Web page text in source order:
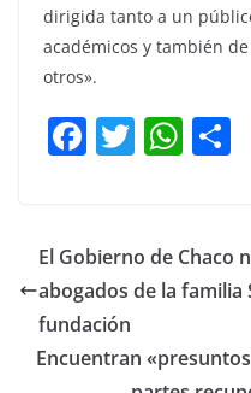
dirigida tanto a un
académicos y también
otros».
F
e
b
o
o
T
er
W
s
A
p
El Gobierno de Chaco
abogados de la familia
fundación
Encuentran